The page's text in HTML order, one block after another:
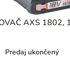
AXS 1802,
Predaj ukončený